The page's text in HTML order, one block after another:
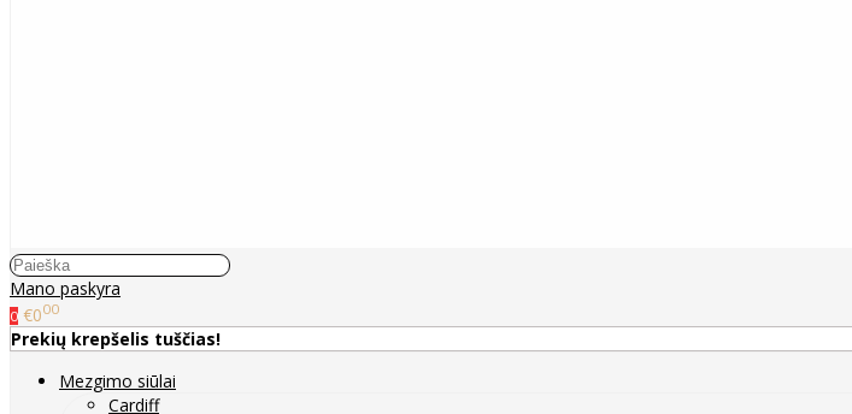
Mano paskyra
0 €000
Prekių krepšelis tuščias!
Mezgimo siūlai
Cardiff